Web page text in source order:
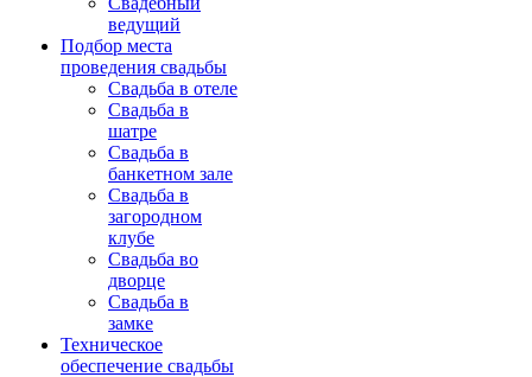
ведущий
Подбор места
проведения свадьбы
Свадьба в отеле
Свадьба в
шатре
Свадьба в
банкетном зале
Свадьба в
загородном
клубе
Свадьба во
дворце
Свадьба в
замке
Техническое
обеспечение свадьбы